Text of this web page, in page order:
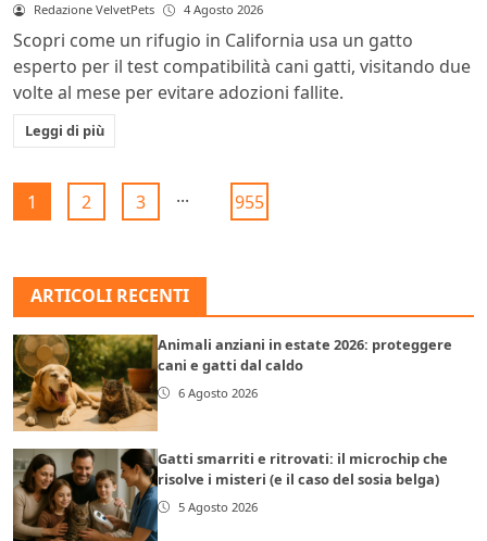
Redazione VelvetPets 4 Agosto 2026
Scopri come un rifugio in California usa un gatto
esperto per il test compatibilità cani gatti, visitando due
volte al mese per evitare adozioni fallite.
Leggi di più
1 2 3 ... 955
ARTICOLI RECENTI
Animali anziani in estate 2026: proteggere
cani e gatti dal caldo
6 Agosto 2026
Gatti smarriti e ritrovati: il microchip che
risolve i misteri (e il caso del sosia belga)
5 Agosto 2026